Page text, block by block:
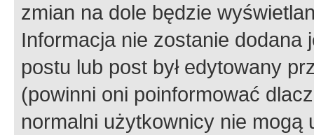
zmian na dole będzie
Informacja nie zostanie dodana
postu lub post był edytowany
(powinni oni poinformować
normalni użytkownicy nie